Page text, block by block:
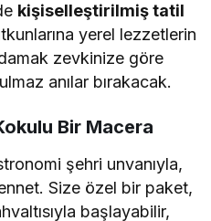
kişiselleştirilmiş tatil
yerel lezzetlerin
damak zevkinize göre
anılar bırakacak.
Bir Macera
şehri unvanıyla,
Size özel bir paket,
başlayabilir,